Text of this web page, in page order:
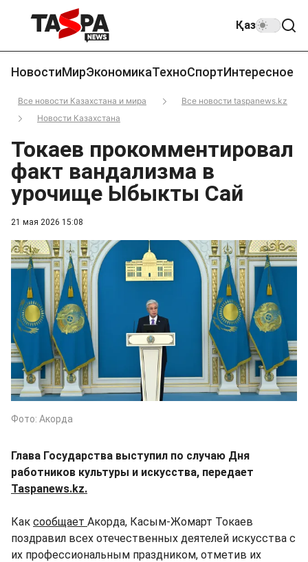
Қаз
НовостиМирЭкономикаТехноСпортИнтересное
Все новости Казахстана и мира
Все новости taspanews.kz
Новости Казахстана
21 мая 2026 15:08
Токаев прокомментировал
факт вандализма в
урочище Ыбыкты Сай
Фото: Акорда
Глава Государства выступил по случаю Дня
работников культуры и искусства, передает
Taspanews.kz.
Как сообщает Акорда, Касым-Жомарт Токаев
поздравил всех отечественных деятелей искусства с
их профессиональным праздником, отметив их